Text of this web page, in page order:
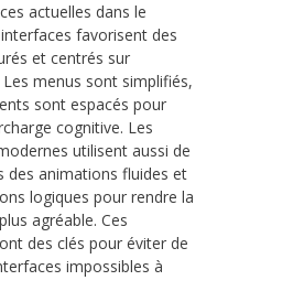
actuelles dans le
favorisent des
et centrés sur
Les menus sont simplifiés,
sont espacés pour
cognitive. Les
utilisent aussi de
des animations fluides et
logiques pour rendre la
agréable. Ces
des clés pour éviter de
impossibles à